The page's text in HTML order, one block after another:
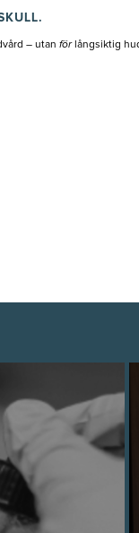
– utan förlångsiktig